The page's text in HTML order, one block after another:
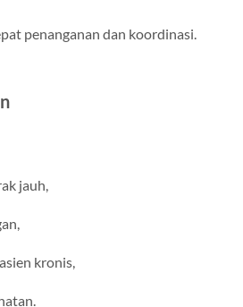
penanganan dan koordinasi.
jauh,
kronis,